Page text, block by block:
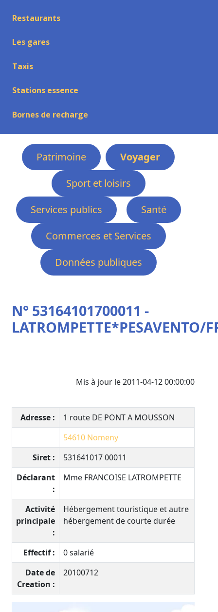
Restaurants
Les gares
Taxis
Stations essence
Bornes de recharge
Patrimoine
Voyager
Sport et loisirs
Services publics
Santé
Commerces et Services
Données publiques
N° 53164101700011 -
LATROMPETTE*PESAVENTO/
Mis à jour le 2011-04-12 00:00:00
Adresse :
1 route DE PONT A MOUSSON
54610 Nomeny
Siret :
531641017 00011
Déclarant
:
Mme FRANCOISE LATROMPETTE
Activité
principale
:
Hébergement touristique et autre
hébergement de courte durée
Effectif :
0 salarié
Date de
Creation :
20100712